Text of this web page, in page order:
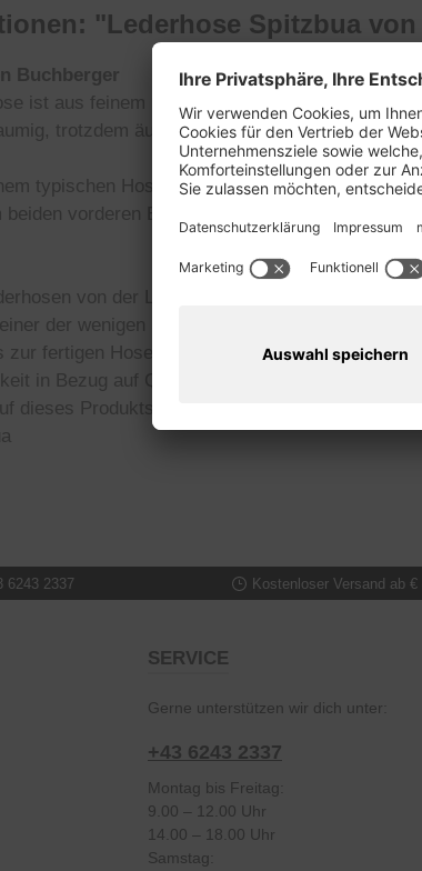
"Lederhose Spitzbua
Buchberger
ist aus feinem Leder in einer rustikalen Optik
trotzdem äußerst strapazierfähig.Da
typischen Hosenlatz mit geknöpftem Eingriff
beiden vorderen Eingriffstaschen eine
von der Lederhosenmanufaktur
der wenigen Spezialisten im traditionellen
zur fertigen Hose alles selbst gefertigt.Die
in Bezug auf Qualität, Umweltauflagen,
dieses Produkts beraten - die richtige
6243 2337 Kostenloser Versand ab €
SERVICE
Gerne unterstützen wir dich unter:
+43 6243 2337
Montag bis Freitag:
9.00 – 12.00 Uhr
14.00 – 18.00 Uhr
Samstag: